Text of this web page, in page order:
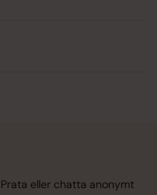
eller chatta anonymt